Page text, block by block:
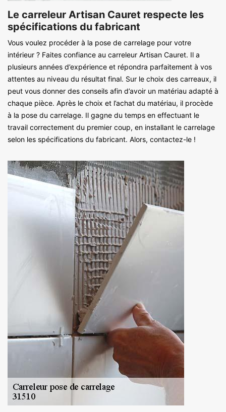
Le carreleur Artisan Cauret respecte les
spécifications du fabricant
Vous voulez procéder à la pose de carrelage pour votre
intérieur ? Faites confiance au carreleur Artisan Cauret. Il a
plusieurs années d’expérience et répondra parfaitement à vos
attentes au niveau du résultat final. Sur le choix des carreaux, il
peut vous donner des conseils afin d’avoir un matériau adapté à
chaque pièce. Après le choix et l’achat du matériau, il procède
à la pose du carrelage. Il gagne du temps en effectuant le
travail correctement du premier coup, en installant le carrelage
selon les spécifications du fabricant. Alors, contactez-le !